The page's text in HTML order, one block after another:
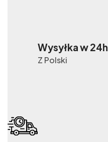
Wysyłka w 24h
Z Polski